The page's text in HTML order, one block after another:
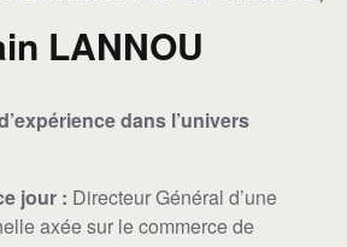
LANNOU
dans l’univers
jour : Directeur Général d’une
axée sur le commerce de